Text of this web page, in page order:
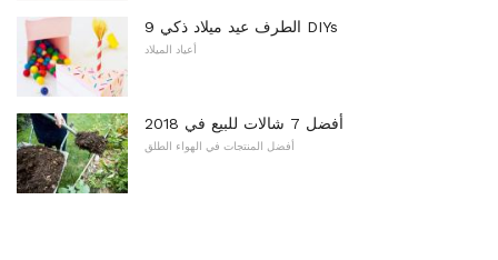
9 الطرف عيد ميلاد ذكي DIYs
أعياد الميلاد
أفضل 7 شالات للبيع في 2018
أفضل المنتجات في الهواء الطلق